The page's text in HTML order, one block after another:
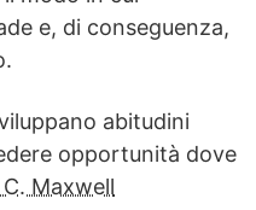
e, di conseguenza,
abitudini
opportunità dove
Maxwell